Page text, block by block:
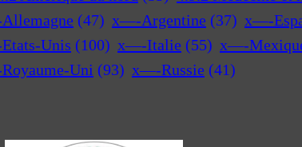
(47) x—-Argentine (37) x—-
Unis (100) x—-Italie (55) x—-
Uni (93) x—-Russie (41)